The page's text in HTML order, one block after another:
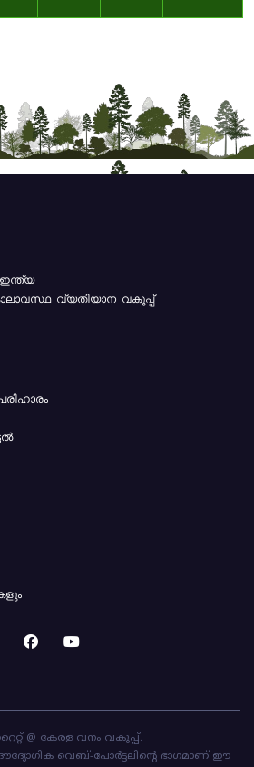
വ്യതിയാന വകുപ്പ്
@ കേരള വനം വകുപ്പ്.
വെബ്-പോർട്ടലിന്റെ ഭാഗമാണ് ഈ